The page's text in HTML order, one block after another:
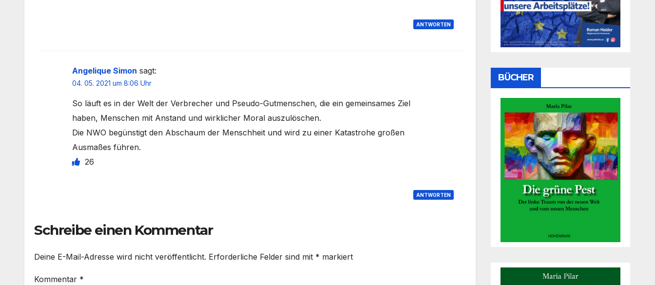
ANTWORTEN
Angelique Simon sagt:
04. 05. 2021 um 8:06 Uhr
So läuft es in der Welt der Verbrecher und Pseudo-Gutmenschen, die ein gemeinsames Ziel
haben, Menschen mit Anstand und wirklicher Moral auszulöschen.
Die NWO begünstigt den Abschaum der Menschheit und wird zu einer Katastrohe großen
Ausmaßes führen.
26
ANTWORTEN
Schreibe einen Kommentar
Deine E-Mail-Adresse wird nicht veröffentlicht. Erforderliche Felder sind mit * markiert
Kommentar *
BÜCHER